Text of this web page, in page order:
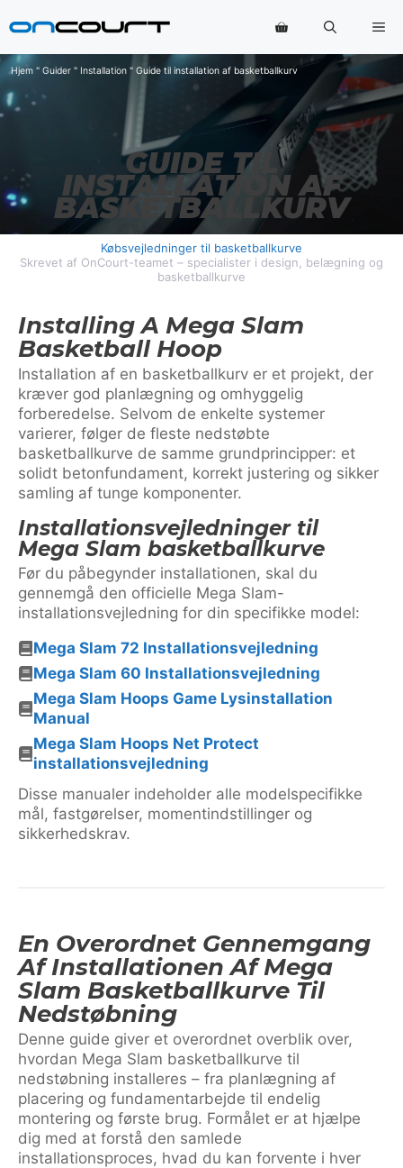
til
Hjem " Guider " Installation " Guide til installation af basketballkurv
GUIDE TIL
INSTALLATION AF
BASKETBALLKURV
Købsvejledninger til basketballkurve
Skrevet af OnCourt-teamet – specialister i design, belægning og
basketballkurve
Installing A Mega Slam
Basketball Hoop
Installation af en basketballkurv er et projekt, der
kræver god planlægning og omhyggelig
forberedelse. Selvom de enkelte systemer
varierer, følger de fleste nedstøbte
basketballkurve de samme grundprincipper: et
solidt betonfundament, korrekt justering og sikker
samling af tunge komponenter.
Installationsvejledninger til
Mega Slam basketballkurve
Før du påbegynder installationen, skal du
gennemgå den officielle Mega Slam-
installationsvejledning for din specifikke model:
Mega Slam 72 Installationsvejledning
Mega Slam 60 Installationsvejledning
Mega Slam Hoops Game Lysinstallation
Manual
Mega Slam Hoops Net Protect
installationsvejledning
Disse manualer indeholder alle modelspecifikke
mål, fastgørelser, momentindstillinger og
sikkerhedskrav.
En Overordnet Gennemgang
Af Installationen Af Mega
Slam Basketballkurve Til
Nedstøbning
Denne guide giver et overordnet overblik over,
hvordan Mega Slam basketballkurve til
nedstøbning installeres – fra planlægning af
placering og fundamentarbejde til endelig
montering og første brug. Formålet er at hjælpe
dig med at forstå den samlede
installationsproces, hvad du kan forvente i hver